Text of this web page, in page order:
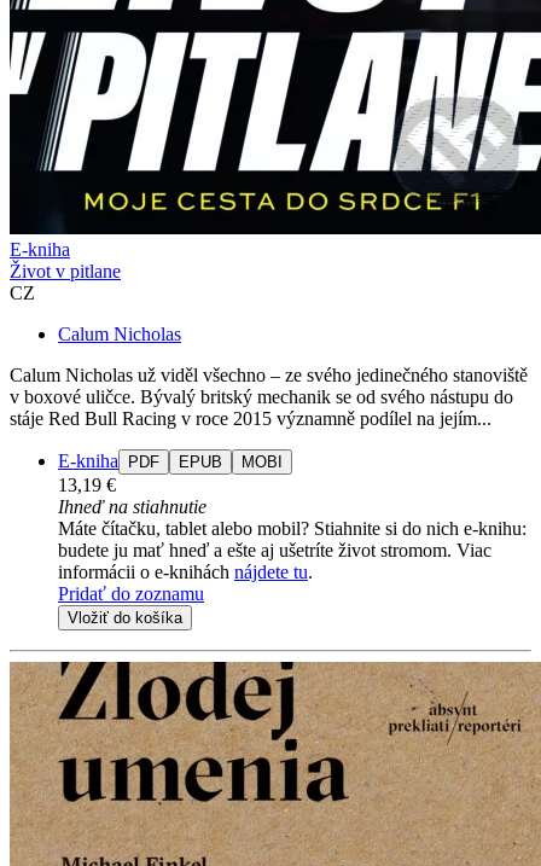
E-kniha
Život v pitlane
CZ
Calum Nicholas
Calum Nicholas už viděl všechno – ze svého jedinečného stanoviště
v boxové uličce. Bývalý britský mechanik se od svého nástupu do
stáje Red Bull Racing v roce 2015 významně podílel na jejím...
E-kniha PDF EPUB MOBI
13,19 €
Ihneď na stiahnutie
Máte čítačku, tablet alebo mobil? Stiahnite si do nich e-knihu:
budete ju mať hneď a ešte aj ušetríte život stromom. Viac
informácii o e-knihách nájdete tu.
Pridať do zoznamu
Vložiť do košíka